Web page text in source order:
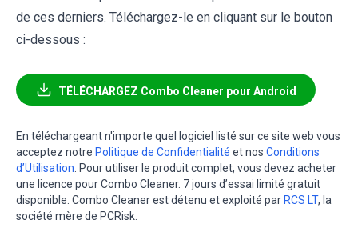
de ces derniers. Téléchargez-le en cliquant sur le bouton
ci-dessous :
TÉLÉCHARGEZ Combo Cleaner pour Android
En téléchargeant n'importe quel logiciel listé sur ce site web vous
acceptez notre Politique de Confidentialité et nos Conditions
d’Utilisation. Pour utiliser le produit complet, vous devez acheter
une licence pour Combo Cleaner. 7 jours d’essai limité gratuit
disponible. Combo Cleaner est détenu et exploité par RCS LT, la
société mère de PCRisk.